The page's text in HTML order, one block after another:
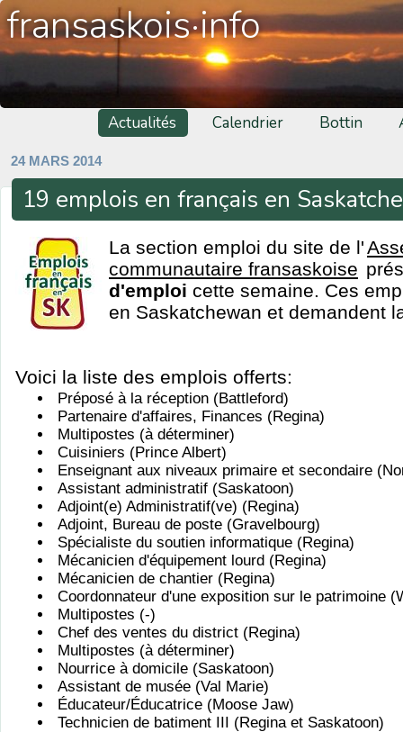
fransaskois·info
Actualités Calendrier Bottin
24 MARS 2014
19 emplois en français en
La section emploi du site de l'
communautaire fransaskoise
d'emploi cette semaine. Ces
en Saskatchewan et demandent
Voici la liste des emplois offerts:
Préposé à la réception (Battleford)
Partenaire d'affaires, Finances (Regina)
Multipostes (à déterminer)
Cuisiniers (Prince Albert)
Enseignant aux niveaux primaire et secondaire
Assistant administratif (Saskatoon)
Adjoint(e) Administratif(ve) (Regina)
Adjoint, Bureau de poste (Gravelbourg)
Spécialiste du soutien informatique (Regina)
Mécanicien d'équipement lourd (Regina)
Mécanicien de chantier (Regina)
Coordonnateur d'une exposition sur le patrimoine
Multipostes (-)
Chef des ventes du district (Regina)
Multipostes (à déterminer)
Nourrice à domicile (Saskatoon)
Assistant de musée (Val Marie)
Éducateur/Éducatrice (Moose Jaw)
Technicien de batiment III (Regina et Saskatoon)